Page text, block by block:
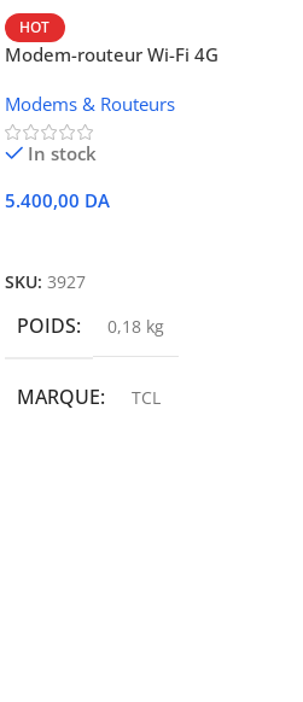
HOT
Modem-routeur Wi-Fi 4G
Modems & Routeurs
In stock
5.400,00 DA
SKU: 3927
POIDS 0,18 kg
MARQUE TCL